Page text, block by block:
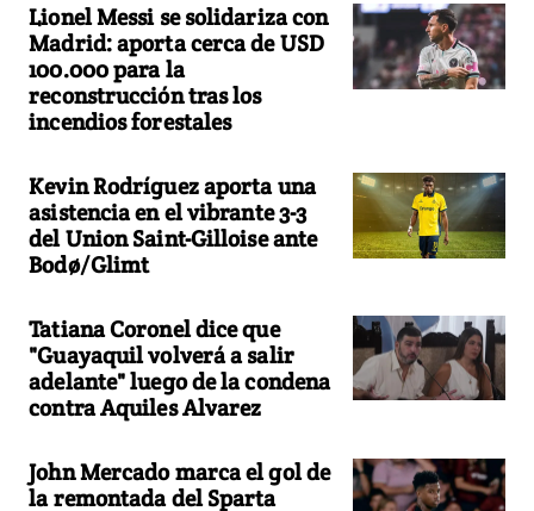
Lionel Messi se solidariza con
Madrid: aporta cerca de USD
100.000 para la
reconstrucción tras los
incendios forestales
Kevin Rodríguez aporta una
asistencia en el vibrante 3-3
del Union Saint-Gilloise ante
Bodø/Glimt
Tatiana Coronel dice que
"Guayaquil volverá a salir
adelante" luego de la condena
contra Aquiles Alvarez
John Mercado marca el gol de
la remontada del Sparta